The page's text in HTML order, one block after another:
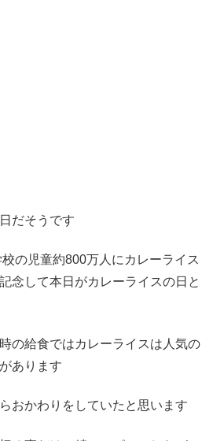
だそうです
の児童約800万人にカレーライス
念して本日がカレーライスの日と
の給食ではカレーライスは人気の
あります
おかわりをしていたと思います